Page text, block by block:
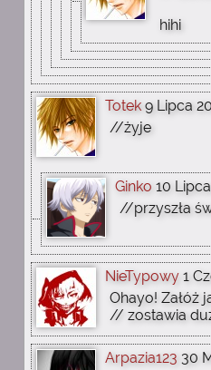
hihi
Totek 9 Lipca
//żyje
Ginko 10
//przyszła
NieTypowy 1
Ohayo! Załóż
// zostawia
Arpazia123 30